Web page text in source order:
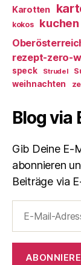
Karotten
kokos kuchen
rezept-zero-
speck Strudel
weihnachten
Blog via
Gib Deine E-
abonnieren
Beiträge via
Mail-
Adresse